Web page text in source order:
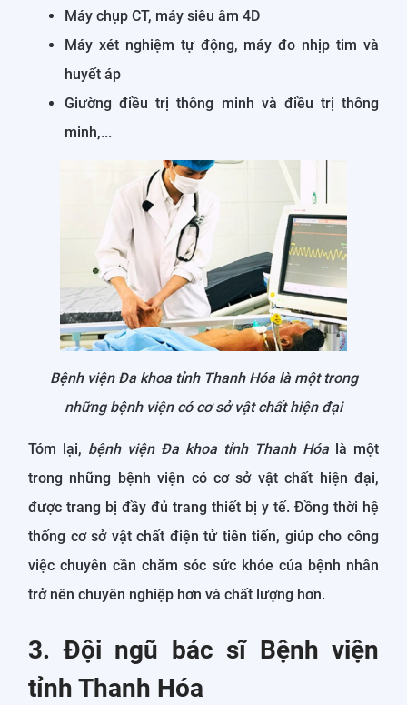
Máy chụp CT, máy siêu âm 4D
Máy xét nghiệm tự động, máy đo nhịp tim và
huyết áp
Giường điều trị thông minh và điều trị thông
minh,...
Bệnh viện Đa khoa tỉnh Thanh Hóa là một trong
những bệnh viện có cơ sở vật chất hiện đại
Tóm lại, bệnh viện Đa khoa tỉnh Thanh Hóalà một
trong những bệnh viện có cơ sở vật chất hiện đại,
được trang bị đầy đủ trang thiết bị y tế. Đồng thời hệ
thống cơ sở vật chất điện tử tiên tiến, giúp cho công
việc chuyên cần chăm sóc sức khỏe của bệnh nhân
trở nên chuyên nghiệp hơn và chất lượng hơn.
3. Đội ngũ bác sĩ Bệnh viện
tỉnh Thanh Hóa